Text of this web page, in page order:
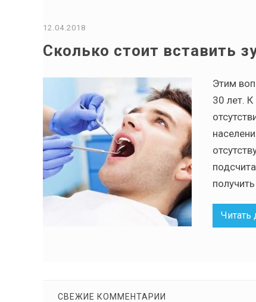
12.04.2018
Сколько стоит вставить
Этим
30 лет.
Читать
СВЕЖИЕ КОММЕНТАРИИ